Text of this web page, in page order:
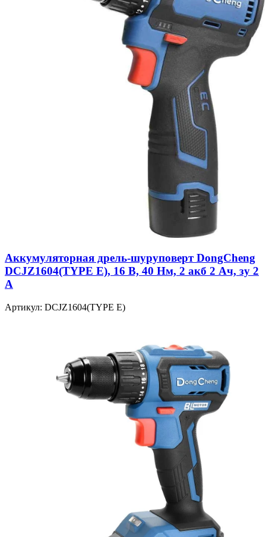
Аккумуляторная дрель-шуруповерт DongCheng
DCJZ1604(TYPE E), 16 В, 40 Нм, 2 акб 2 Ач, зу 2
А
Артикул: DCJZ1604(TYPE E)